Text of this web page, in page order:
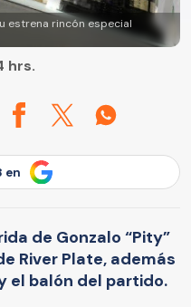
estrena rincón especial
hrs.
en
de Gonzalo “Pity”
River Plate, además
el balón del partido.